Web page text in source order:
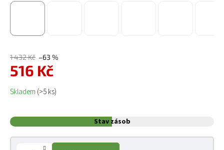
1 432 Kč –63 %
516 Kč
Měrná cena:
Skladem (>5 ks)
Stav zásob